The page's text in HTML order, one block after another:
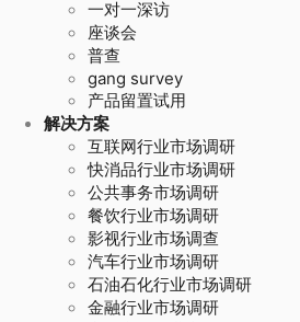
一对一深访
座谈会
普查
gang survey
产品留置试用
解决方案
互联网行业市场调研
快消品行业市场调研
公共事务市场调研
餐饮行业市场调研
影视行业市场调查
汽车行业市场调研
石油石化行业市场调研
金融行业市场调研March 16, 2020